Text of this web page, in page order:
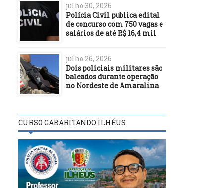
julho 30, 2026
Polícia Civil publica edital
de concurso com 750 vagas e
salários de até R$ 16,4 mil
julho 26, 2026
Dois policiais militares são
baleados durante operação
no Nordeste de Amaralina
CURSO GABARITANDO ILHÉUS